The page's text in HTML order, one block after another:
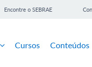
Encontre o SEBRAE
Cursos Conteúdos